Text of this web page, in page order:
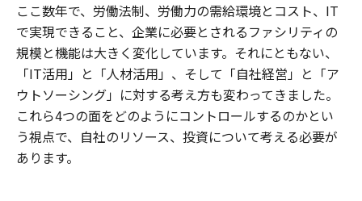
ここ数年で、労働法制、労働力の需給環境とコスト、IT
で実現できること、企業に必要とされるファシリティの
規模と機能は大きく変化しています。それにともない、
「IT活用」と「人材活用」、そして「自社経営」と「ア
ウトソーシング」に対する考え方も変わってきました。
これら4つの面をどのようにコントロールするのかとい
う視点で、自社のリソース、投資について考える必要が
あります。